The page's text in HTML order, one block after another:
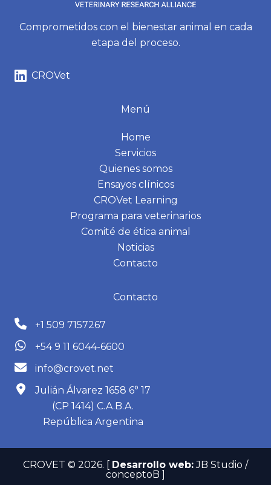
Comprometidos con el bienestar animal en cada
etapa del proceso.
CROVet
Menú
Home
Servicios
Quienes somos
Ensayos clínicos
CROVet Learning
Programa para veterinarios
Comité de ética animal
Noticias
Contacto
Contacto
+1 509 7157267
+54 9 11 6044-6600
info@crovet.net
Julián Álvarez 1658 6° 17
(CP 1414) C.A.B.A.
República Argentina
CROVET © 2026. Desarrollo web:JB Studio /
conceptoB ]